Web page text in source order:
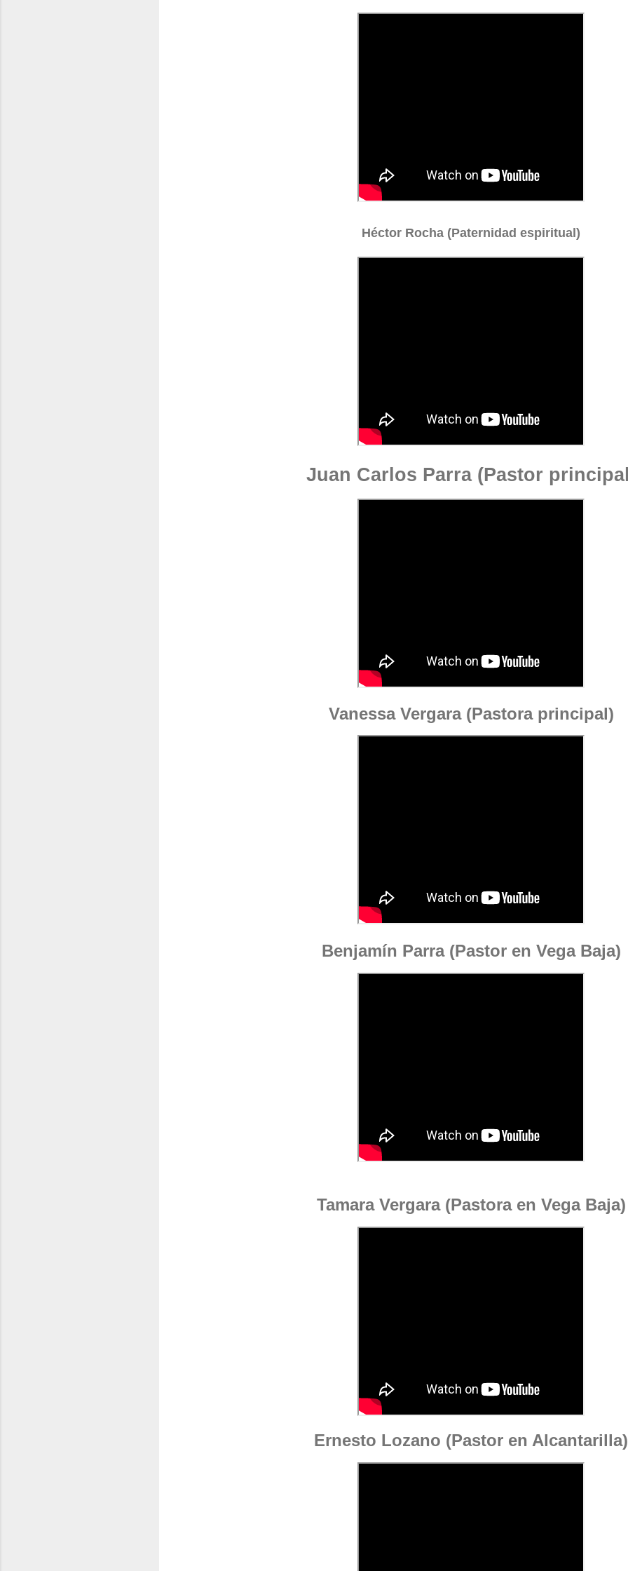
Héctor Rocha (Paternidad espiritual)
Juan Carlos Parra (Pastor
Vanessa Vergara (Pastora principal)
Benjamín Parra (Pastor en Vega Baja)
Tamara Vergara (Pastora en Vega Baja)
Ernesto Lozano (Pastor en Alcantarilla)